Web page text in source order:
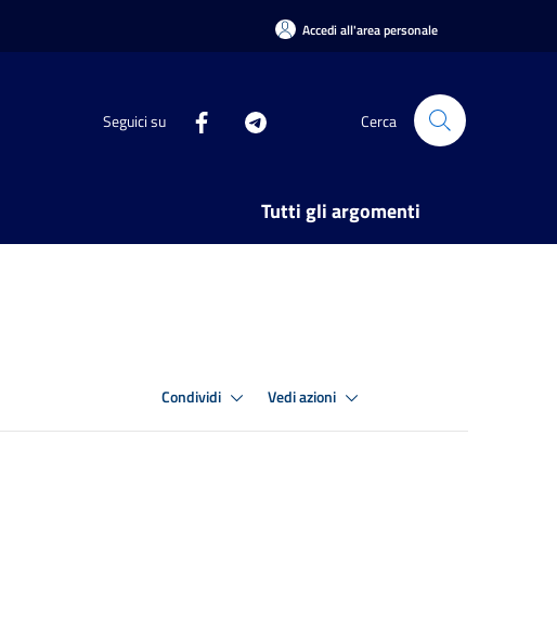
Accedi all'area personale
Seguici su Cerca
Tutti gli argomenti
Condividi Vedi azioni